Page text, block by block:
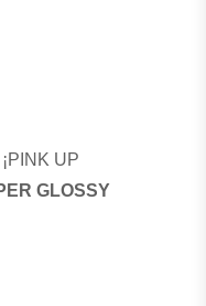
UP
GLOSSY